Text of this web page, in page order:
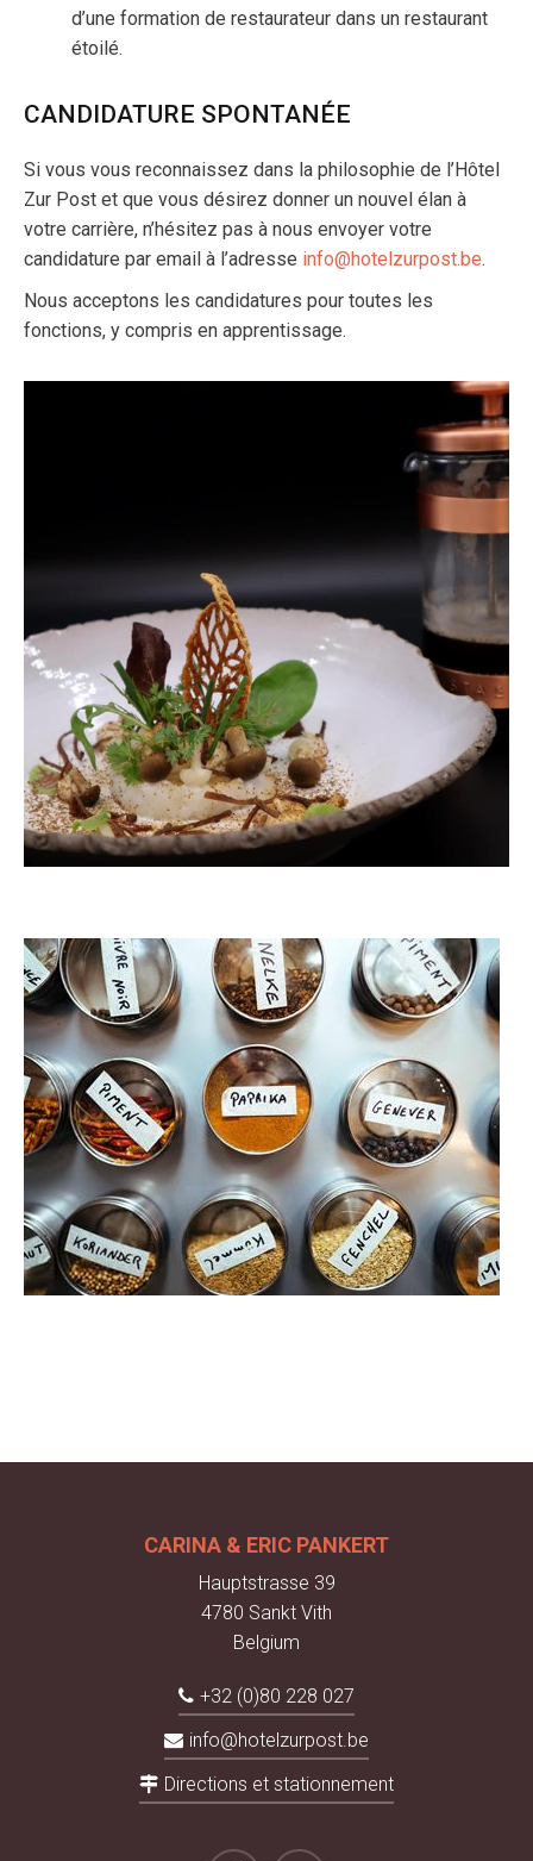
d’une formation de restaurateur dans un restaurant
étoilé.
CANDIDATURE SPONTANÉE
Si vous vous reconnaissez dans la philosophie de l’Hôtel
Zur Post et que vous désirez donner un nouvel élan à
votre carrière, n’hésitez pas à nous envoyer votre
candidature par email à l’adresse info@hotelzurpost.be.
Nous acceptons les candidatures pour toutes les
fonctions, y compris en apprentissage.
CARINA & ERIC PANKERT
Hauptstrasse 39
4780 Sankt Vith
Belgium
+32 (0)80 228 027
info@hotelzurpost.be
Directions et stationnement